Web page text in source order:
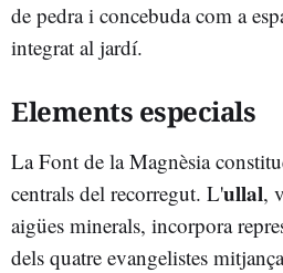
de pedra i concebuda com a
integrat al jardí.
Elements especials
La Font de la Magnèsia
centrals del recorregut. L'ullal,
aigües minerals, incorpora
dels quatre evangelistes